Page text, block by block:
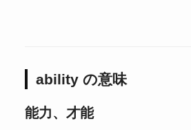
ability の意味
能力、才能